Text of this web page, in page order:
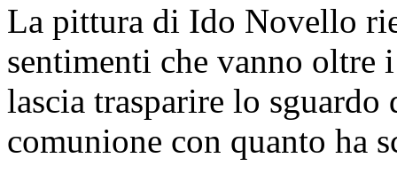
La pittura di Ido Novello
sentimenti che vanno oltre
lascia trasparire lo
comunione con quanto ha